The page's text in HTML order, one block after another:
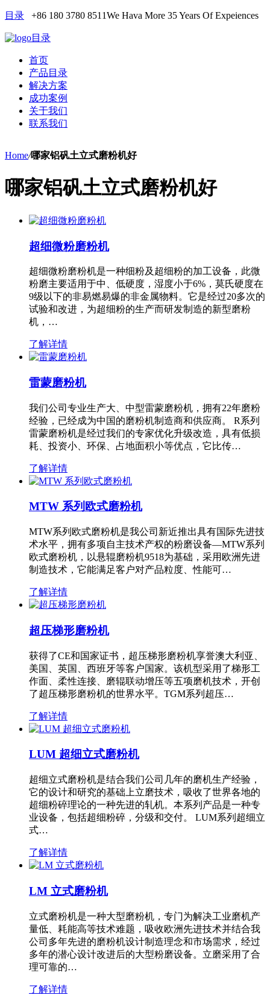
目录 +86 180 3780 8511We Hava More 35 Years Of Expeiences
目录
首页
产品目录
解决方案
成功案例
关于我们
联系我们
Home/哪家铝矾土立式磨粉机好
哪家铝矾土立式磨粉机好
超细微粉磨粉机
超细微粉磨粉机是一种细粉及超细粉的加工设备，此微
粉磨主要适用于中、低硬度，湿度小于6%，莫氏硬度在
9级以下的非易燃易爆的非金属物料。它是经过20多次的
试验和改进，为超细粉的生产而研发制造的新型磨粉
机，…
了解详情
雷蒙磨粉机
我们公司专业生产大、中型雷蒙磨粉机，拥有22年磨粉
经验，已经成为中国的磨粉机制造商和供应商。 R系列
雷蒙磨粉机是经过我们的专家优化升级改造，具有低损
耗、投资小、环保、占地面积小等优点，它比传…
了解详情
MTW 系列欧式磨粉机
MTW系列欧式磨粉机是我公司新近推出具有国际先进技
术水平，拥有多项自主技术产权的粉磨设备—MTW系列
欧式磨粉机，以悬辊磨粉机9518为基础，采用欧洲先进
制造技术，它能满足客户对产品粒度、性能可…
了解详情
超压梯形磨粉机
获得了CE和国家证书，超压梯形磨粉机享誉澳大利亚、
美国、英国、西班牙等客户国家。该机型采用了梯形工
作面、柔性连接、磨辊联动增压等五项磨机技术，开创
了超压梯形磨粉机的世界水平。TGM系列超压…
了解详情
LUM 超细立式磨粉机
超细立式磨粉机是结合我们公司几年的磨机生产经验，
它的设计和研究的基础上立磨技术，吸收了世界各地的
超细粉碎理论的一种先进的轧机。本系列产品是一种专
业设备，包括超细粉碎，分级和交付。 LUM系列超细立
式…
了解详情
LM 立式磨粉机
立式磨粉机是一种大型磨粉机，专门为解决工业磨机产
量低、耗能高等技术难题，吸收欧洲先进技术并结合我
公司多年先进的磨粉机设计制造理念和市场需求，经过
多年的潜心设计改进后的大型粉磨设备。立磨采用了合
理可靠的…
了解详情